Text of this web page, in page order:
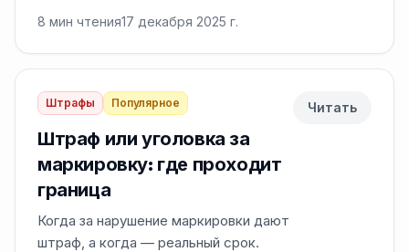
8 мин чтения17 декабря 2025 г.
Штрафы Популярное
Штраф или уголовка за
маркировку: где проходит
граница
Когда за нарушение маркировки дают
штраф, а когда — реальный срок.
Читать